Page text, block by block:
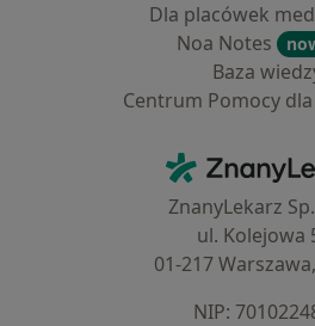
Dla placówek
Noa Notes
Baza
Centrum Pomocy
ZnanyLekarz
ul. Kolejowa
01-217
NIP: